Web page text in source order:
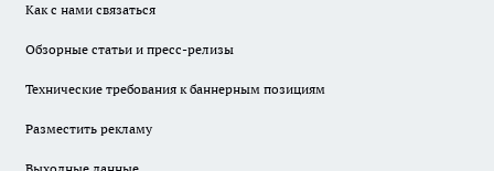
Как с нами связаться
Обзорные статьи и пресс-релизы
Технические требования к баннерным позициям
Разместить рекламу